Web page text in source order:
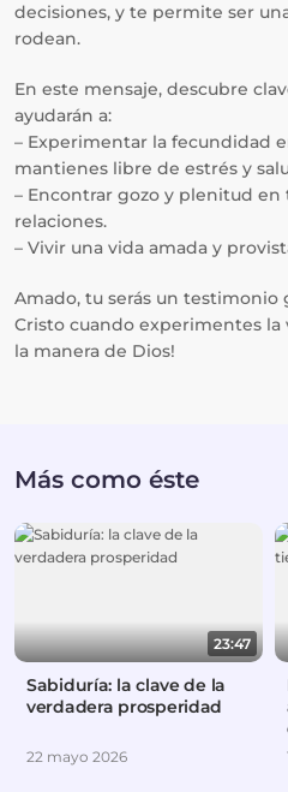
decisiones, y te permite ser
rodean.
En este mensaje, descubre
ayudarán a:
– Experimentar la fecundidad
mantienes libre de estrés y
– Encontrar gozo y plenitud
relaciones.
– Vivir una vida amada y
Amado, tu serás un testimonio
Cristo cuando experimentes la
la manera de Dios!
Más como éste
23:47
Sabiduría: la clave de la
verdadera prosperidad
22 mayo 2026